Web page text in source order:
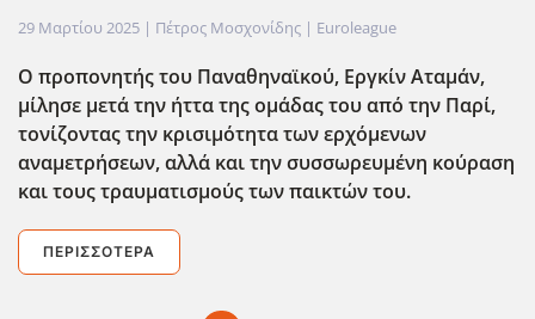
29 Μαρτίου 2025 | Πέτρος Μοσχονίδης | Euroleague
Ο προπονητής του Παναθηναϊκού, Εργκίν Αταμάν,
μίλησε μετά την ήττα της ομάδας του από την Παρί,
τονίζοντας την κρισιμότητα των ερχόμενων
αναμετρήσεων, αλλά και την συσσωρευμένη κούραση
και τους τραυματισμούς των παικτών του.
ΠΕΡΙΣΣΌΤΕΡΑ